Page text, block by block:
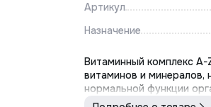
Артикул
Назначение
Витаминный комплекс
витаминов и
нормальной функции